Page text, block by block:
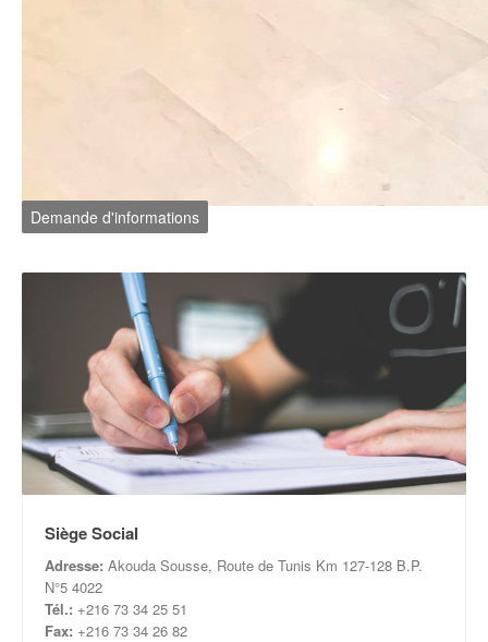
Demande d'informations
Siège Social
Adresse: Akouda Sousse, Route de Tunis Km 127-128 B.P.
N°5 4022
Tél.: +216 73 34 25 51
Fax: +216 73 34 26 82